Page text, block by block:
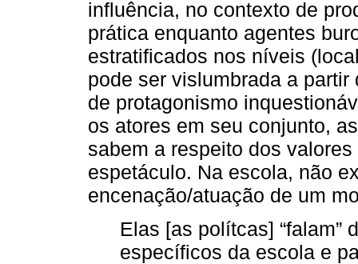
influência, no contexto de
prática enquanto agentes
estratificados nos níveis
pode ser vislumbrada a
de protagonismo
os atores em seu conjunto,
sabem a respeito dos
espetáculo. Na escola, não
encenação/atuação de um
Elas [as polítcas] “falam”
específicos da escola e